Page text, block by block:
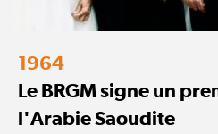
1964
Le BRGM signe un
l'Arabie Saoudite